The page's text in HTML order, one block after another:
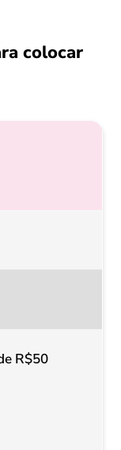
colocar
R$50